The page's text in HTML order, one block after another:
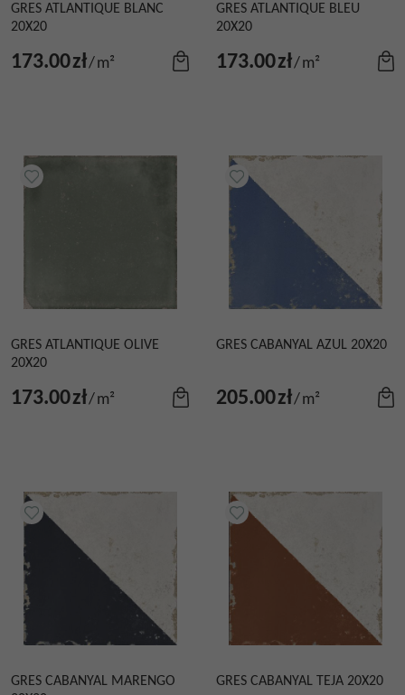
GRES ATLANTIQUE BLANC
20X20
173.00zł/m²
GRES ATLANTIQUE BLEU
20X20
173.00zł/m²
GRES ATLANTIQUE OLIVE
20X20
173.00zł/m²
GRES CABANYAL AZUL 20X20
205.00zł/m²
GRES CABANYAL MARENGO
GRES CABANYAL TEJA 20X20